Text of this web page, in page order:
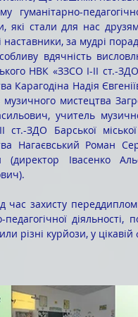
гуманітарно-
які стали для нас
наставники, за мудрі
НВК «ЗЗСО І-ІІ ст.-
Карагодіна Надія
музичного мистецтва
учитель
ст.-ЗДО Барської
Нагаєвський Роман
(директор Івасенко
педагогічної
різні курйози, у